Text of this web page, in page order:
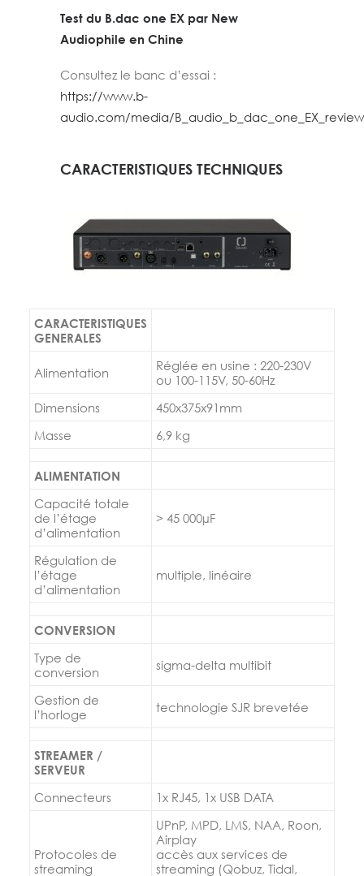
Test du B.dac one EX par New
Audiophile en Chine
Consultez le banc d’essai :
https://www.b-
audio.com/media/
CARACTERISTIQUES TECHNIQUES
CARACTERISTIQUES
GENERALES
Alimentation
Réglée en usine : 220-230V
ou 100-115V, 50-60Hz
Dimensions
450x375x91mm
Masse
6,9 kg
ALIMENTATION
Capacité totale
de l’étage
d’alimentation
> 45 000µF
Régulation de
l’étage
d’alimentation
multiple, linéaire
CONVERSION
Type de
conversion
sigma-delta multibit
Gestion de
l’horloge
technologie SJR brevetée
STREAMER /
SERVEUR
Connecteurs
1x RJ45, 1x USB DATA
Protocoles de
streaming
UPnP, MPD, LMS, NAA, Roon,
Airplay
accès aux services de
streaming (Qobuz, Tidal,